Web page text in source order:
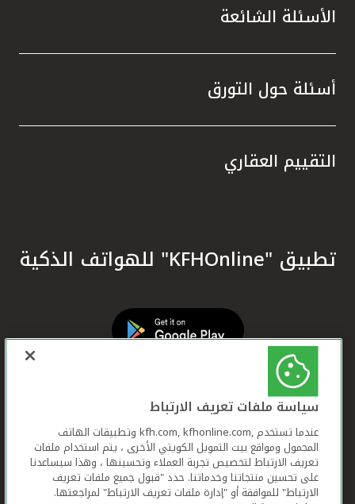
الأسئلة الشائعة
أسئلة حول التورق
التقييم العقاري
تطبيق "KFHOnline" للهواتف الذكية
سياسة ملفات تعريف الارتباط
عندما تستخدم ,kfh.com, kfhonline.com وتطبيقات الهاتف
المحمول ومواقع بيت التمويل الكويتي الأخرى ، يتم استخدام ملفات
تعريف الارتباط لتخصيص تجربة العملاء وتحسينها ، وهذا سيساعدنا
على تحسين منتجاتنا وخدماتنا. حدد "قبول جميع ملفات تعريف
الارتباط" للموافقة أو "إدارة ملفات تعريف الارتباط" لمراجعتها.